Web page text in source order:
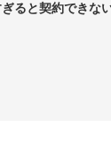
ると契約できな